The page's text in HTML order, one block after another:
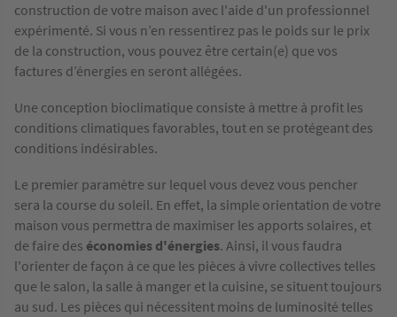
construction de votre maison avec l'aide d'un professionnel
expérimenté. Si vous n’en ressentirez pas le poids sur le prix
de la construction, vous pouvez être certain(e) que vos
factures d’énergies en seront allégées.
Une conception bioclimatique consiste à mettre à profit les
conditions climatiques favorables, tout en se protégeant des
conditions indésirables.
Le premier paramètre sur lequel vous devez vous pencher
sera la course du soleil. En effet, la simple orientation de votre
maison vous permettra de maximiser les apports solaires, et
de faire des économies d'énergies. Ainsi, il vous faudra
l'orienter de façon à ce que les pièces à vivre collectives telles
que le salon, la salle à manger et la cuisine, se situent toujours
au sud. Les pièces qui nécessitent moins de luminosité telles